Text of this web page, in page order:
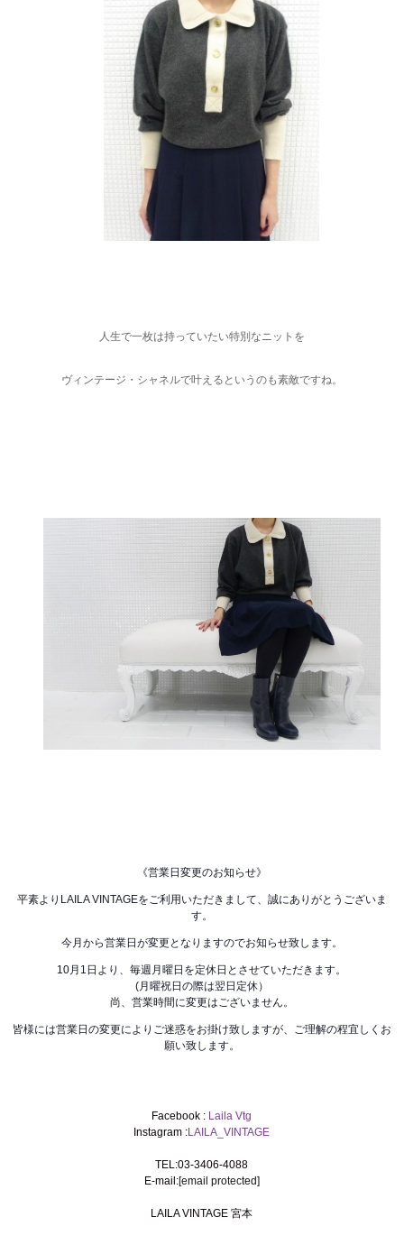
人生で一枚は持っていたい特別なニットを
ヴィンテージ・シャネルで叶えるというのも素敵ですね。
《営業日変更のお知らせ》
平素よりLAILA VINTAGEをご利用いただきまして、誠にありがとうございま
す。
今月から営業日が変更となりますのでお知らせ致します。
10月1日より、毎週月曜日を定休日とさせていただきます。
(月曜祝日の際は翌日定休）
尚、営業時間に変更はございません。
皆様には営業日の変更によりご迷惑をお掛け致しますが、ご理解の程宜しくお
願い致します。
Facebook : Laila Vtg
Instagram :LAILA_VINTAGE
TEL:03-3406-4088
E-mail:[email protected]
LAILA VINTAGE 宮本